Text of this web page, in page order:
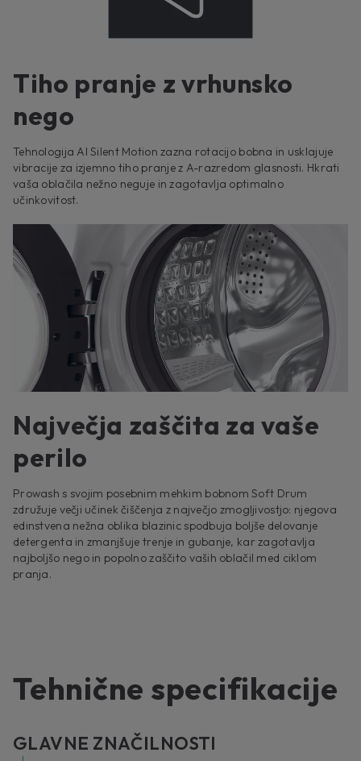
Tiho pranje z vrhunsko
nego
Tehnologija AI Silent Motion zazna rotacijo bobna in usklajuje
vibracije za izjemno tiho pranje z A-razredom glasnosti. Hkrati
vaša oblačila nežno neguje in zagotavlja optimalno
učinkovitost.
Največja zaščita za vaše
perilo
Prowash s svojim posebnim mehkim bobnom Soft Drum
združuje večji učinek čiščenja z največjo zmogljivostjo: njegova
edinstvena nežna oblika blazinic spodbuja boljše delovanje
detergenta in zmanjšuje trenje in gubanje, kar zagotavlja
najboljšo nego in popolno zaščito vaših oblačil med ciklom
pranja.
Tehnične specifikacije
GLAVNE ZNAČILNOSTI